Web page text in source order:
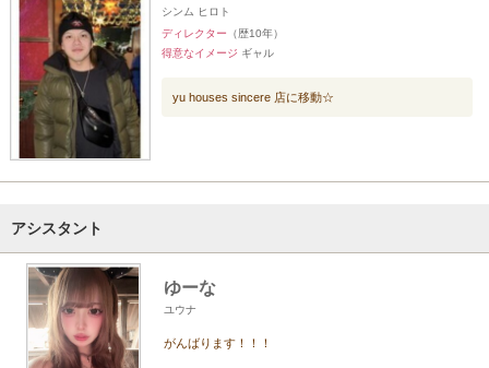
シンム ヒロト
ディレクター （歴10年）
得意なイメージ ギャル
yu houses sincere 店に移動☆
アシスタント
ゆーな
ユウナ
がんばります！！！